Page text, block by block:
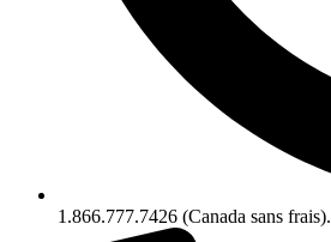
1.866.777.7426 (Canada sans frais).